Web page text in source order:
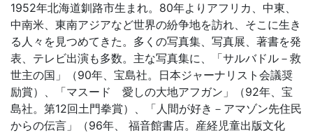
1952年北海道釧路市生まれ。80年よりアフリカ、中東、
中南米、東南アジアなど世界の紛争地を訪れ、そこに生き
る人々を見つめてきた。多くの写真集、写真展、著書を発
表、テレビ出演も多数。主な写真集に、「サルバドル－救
世主の国」（90年、宝島社。日本ジャーナリスト会議奨
励賞）、「マスード 愛しの大地アフガン」（92年、宝
島社。第12回土門拳賞）、「人間が好き－アマゾン先住民
からの伝言」（96年、 福音館書店。産経児童出版文化